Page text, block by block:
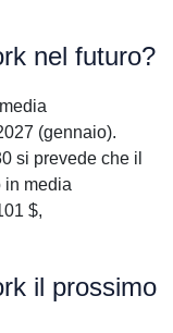
nel futuro?
(gennaio).
si prevede che il
in media
$,
il prossimo